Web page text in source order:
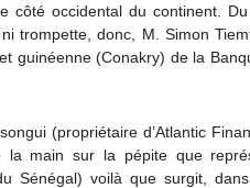
côté occidental du continent.
trompette, donc, M. Simon
guinéenne (Conakry) de la
(propriétaire d’Atlantic
la main sur la pépite que
Sénégal) voilà que surgit,